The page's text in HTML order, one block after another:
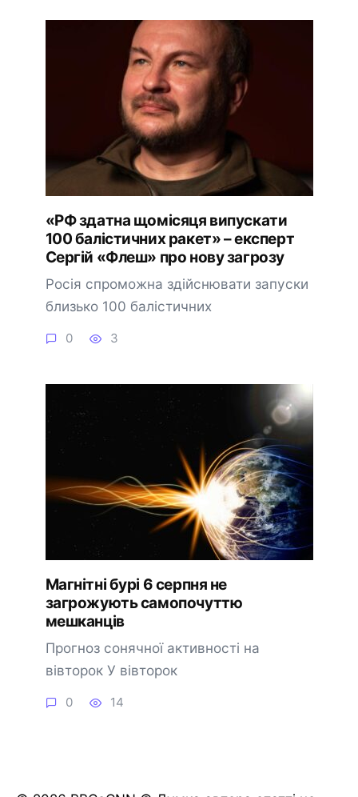
«РФ здатна щомісяця випускати
100 балістичних ракет» – експерт
Сергій «Флеш» про нову загрозу
Росія спроможна здійснювати запуски
близько 100 балістичних
0 3
Магнітні бурі 6 серпня не
загрожують самопочуттю
мешканців
Прогноз сонячної активності на
вівторок У вівторок
0 14